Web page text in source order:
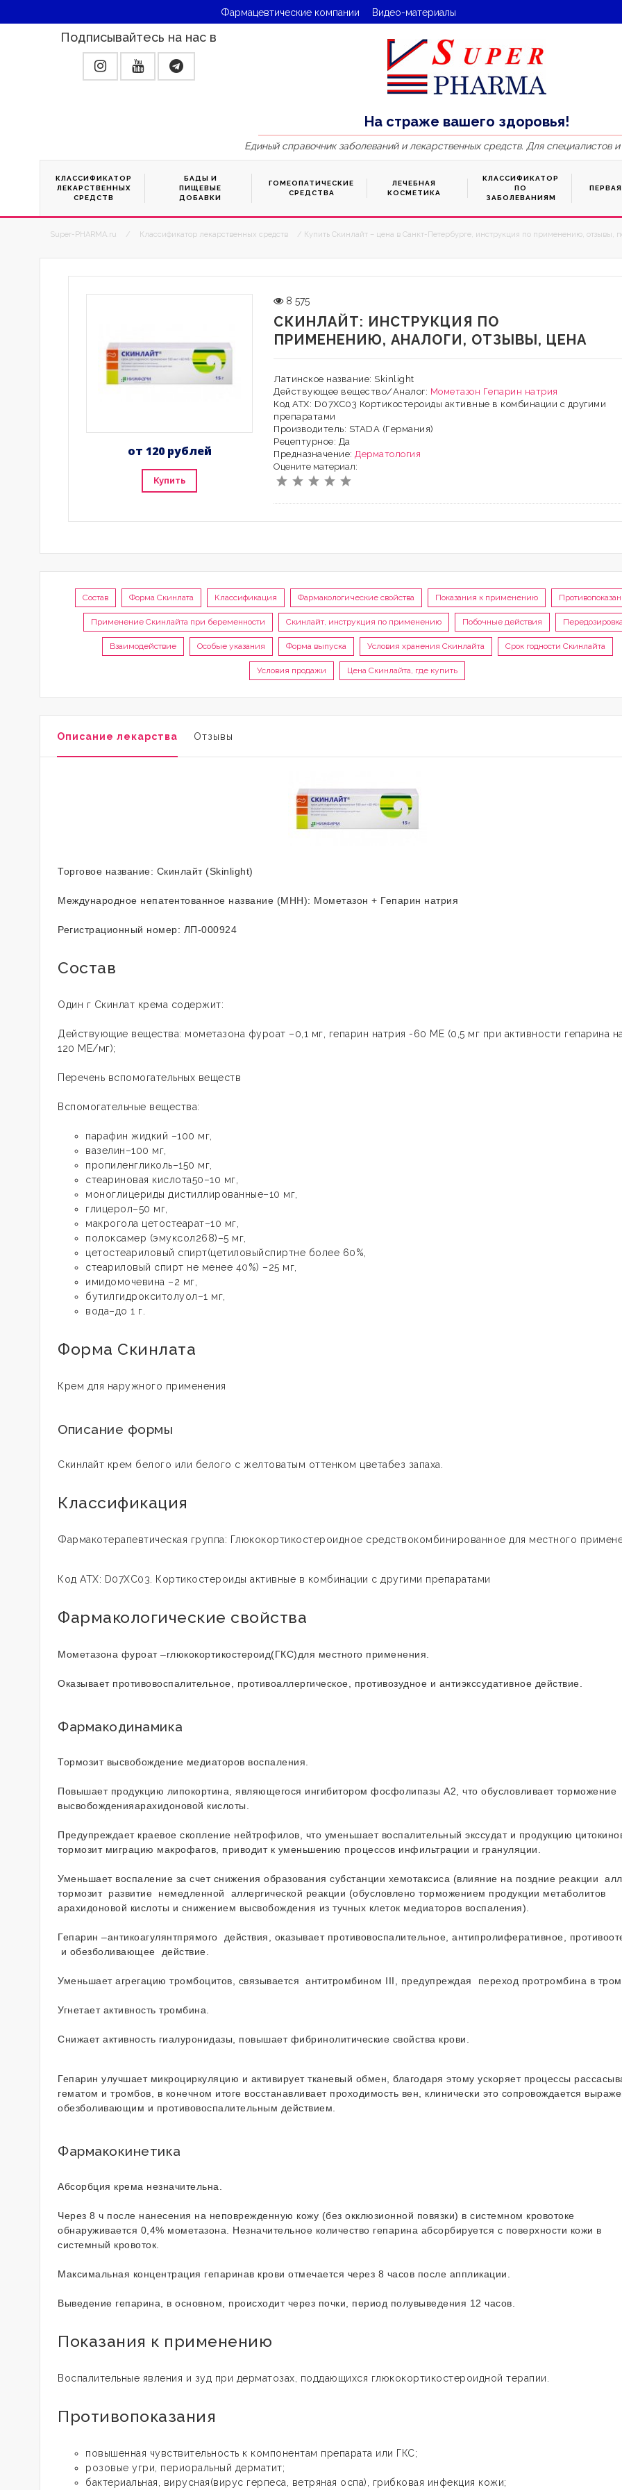
Фармацевтические компании Видео-материалы
Подписывайтесь на нас в
На страже вашего здоровья!
Единый справочник заболеваний и лекарственных средств. Для специалистов
КЛАССИФИКАТОР
ЛЕКАРСТВЕННЫХ
СРЕДСТВ
БАДЫ И
ПИЩЕВЫЕ
ДОБАВКИ
ГОМЕОПАТИЧЕСКИЕ
СРЕДСТВА
ЛЕЧЕБНАЯ
КОСМЕТИКА
КЛАССИФИКАТОР
ПО
ЗАБОЛЕВАНИЯМ
Super-PHARMA.ru / Классификатор лекарственных средств / Купить Скинлайт – цена в Санкт-Петербурге, инструкция по применению, отзывы,
от 120 рублей
Купить
8 575
СКИНЛАЙТ: ИНСТРУКЦИЯ ПО
ПРИМЕНЕНИЮ, АНАЛОГИ, ОТЗЫВЫ, ЦЕНА
Латинское название: Skinlight
Действующее вещество/Аналог: Мометазон Гепарин натрия
Код АТХ: D07ХС03 Кортикостероиды активные в комбинации с другими
препаратами
Производитель: STADA (Германия)
Рецептурное: Да
Предназначение:Дерматология
Оцените материал:
Состав Форма Скинлата Классификация Фармакологические свойства Показания к применению
Применение Скинлайта при беременности Скинлайт, инструкция по применению Побочные действия
Взаимодействие Особые указания Форма выпуска Условия хранения Скинлайта Срок годности Скинлайта
Условия продажи Цена Скинлайта, где купить
Описание лекарства Отзывы
Торговое название: Скинлайт(Skinlight)
Международное непатентованное название (МНН): Мометазон + Гепарин натрия
Регистрационный номер: ЛП-000924
Состав
Один г Скинлат крема содержит:
Действующие вещества: мометазона фуроат –0,1 мг, гепарин натрия -60 МЕ (0,5 мг при активности гепарина
120 МЕ/мг);
Перечень вспомогательных веществ
Вспомогательные вещества:
парафин жидкий –100 мг,
вазелин–100 мг,
пропиленгликоль–150 мг,
стеариновая кислота50–10 мг,
моноглицериды дистиллированные–10 мг,
глицерол–50 мг,
макрогола цетостеарат–10 мг,
полоксамер (эмуксол268)–5 мг,
цетостеариловый спирт(цетиловыйспиртне более 60%,
стеариловый спирт не менее 40%) –25 мг,
имидомочевина –2 мг,
бутилгидрокситолуол–1 мг,
вода–до 1 г.
Форма Скинлата
Крем для наружного применения
Описание формы
Скинлайт крем белого или белого с желтоватым оттенком цветабез запаха.
Классификация
Фармакотерапевтическая группа: Глюкокортикостероидное средствокомбинированное для местного
Код АТХ: D07ХС03. Кортикостероиды активные в комбинации с другими препаратами
Фармакологические свойства
Мометазона фуроат –глюкокортикостероид(ГКС)для местного применения.
Оказывает противовоспалительное, противоаллергическое, противозудное и антиэкссудативное действие.
Фармакодинамика
Тормозит высвобождение медиаторов воспаления.
Повышает продукцию липокортина, являющегося ингибитором фосфолипазы А2, что обусловливает торможение
высвобожденияарахидоновой кислоты.
Предупреждает краевое скопление нейтрофилов, что уменьшает воспалительный экссудат и продукцию
тормозит миграцию макрофагов, приводит к уменьшению процессов инфильтрации и грануляции.
Уменьшает воспаление за счет снижения образования субстанции хемотаксиса (влияние на поздние реакции
тормозит развитие немедленной аллергической реакции (обусловлено торможением продукции метаболитов
арахидоновой кислоты и снижением высвобождения из тучных клеток медиаторов воспаления).
Гепарин –антикоагулянтпрямого действия, оказывает противовоспалительное, антипролиферативное,
и обезболивающее действие.
Уменьшает агрегацию тромбоцитов, связывается антитромбином III, предупреждая переход протромбина в
Угнетает активность тромбина.
Снижает активность гиалуронидазы, повышает фибринолитические свойства крови.
Гепарин улучшает микроциркуляцию и активирует тканевый обмен, благодаря этому ускоряет процессы
гематом и тромбов, в конечном итоге восстанавливает проходимость вен, клинически это сопровождается
обезболивающим и противовоспалительным действием.
Фармакокинетика
Абсорбция крема незначительна.
Через 8 ч после нанесения на неповрежденную кожу (без окклюзионной повязки) в системном кровотоке
обнаруживается 0,4% мометазона. Незначительное количество гепарина абсорбируется с поверхности кожи в
системный кровоток.
Максимальная концентрация гепаринав крови отмечается через 8 часов после аппликации.
Выведение гепарина, в основном, происходит через почки, период полувыведения 12 часов.
Показания к применению
Воспалительные явления и зуд при дерматозах, поддающихся глюкокортикостероидной терапии.
Противопоказания
повышенная чувствительность к компонентам препарата или ГКС;
розовые угри, периоральный дерматит;
бактериальная, вирусная(вирус герпеса, ветряная оспа), грибковая инфекция кожи;